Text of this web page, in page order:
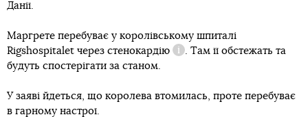
Данії.
Маргрете перебуває у королівському шпиталі
Rigshospitalet через стенокардію
Довідка
. Там її обстежать та
будуть спостерігати за станом.
У заяві йдеться, що королева втомилась, проте перебуває
в гарному настрої.